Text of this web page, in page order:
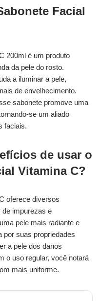
Facial
200ml é um produto
da pele do rosto.
a iluminar a pele,
de envelhecimento.
sabonete promove uma
se um aliado
faciais.
de usar o
Vitamina C?
oferece diversos
impurezas e
pele mais radiante e
por suas propriedades
a pele dos danos
o uso regular, você notará
mais uniforme.